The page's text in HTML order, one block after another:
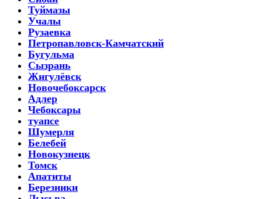
Туймазы
Учалы
Рузаевка
Петропавловск-Камчатский
Бугульма
Сызрань
Жигулёвск
Новочебоксарск
Адлер
Чебоксары
туапсе
Шумерля
Белебей
Новокузнецк
Томск
Апатиты
Березники